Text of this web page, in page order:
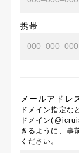
携帯
メールアドレ
ドメイン指定な
ドメイン
きるように、事
ください。